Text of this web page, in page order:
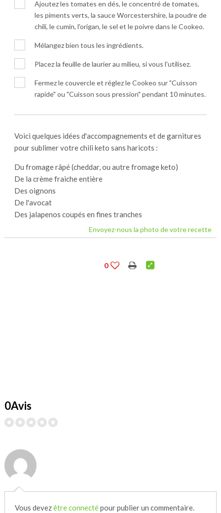
Ajoutez les tomates en dés, le concentré de tomates,
les piments verts, la sauce Worcestershire, la poudre de
chili, le cumin, l'origan, le sel et le poivre dans le Cookeo.
Mélangez bien tous les ingrédients.
Placez la feuille de laurier au milieu, si vous l'utilisez.
Fermez le couvercle et réglez le Cookeo sur "Cuisson
rapide" ou "Cuisson sous pression" pendant 10 minutes.
Voici quelques idées d'accompagnements et de garnitures
pour sublimer votre chili keto sans haricots :
Du fromage râpé (cheddar, ou autre fromage keto)
De la crème fraiche entière
Des oignons
De l'avocat
Des jalapenos coupés en fines tranches
Envoyez-nous la photo de votre recette
0
0Avis
Vous devezêtre connectépour publier un commentaire.